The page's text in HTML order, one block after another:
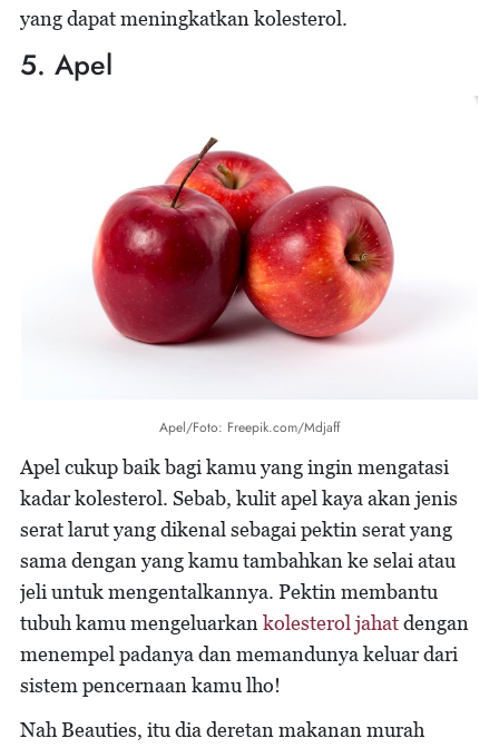
yang dapat meningkatkan kolesterol.
5. Apel
Apel/Foto: Freepik.com/Mdjaff
Apel cukup baik bagi kamu yang ingin mengatasi
kadar kolesterol. Sebab, kulit apel kaya akan jenis
serat larut yang dikenal sebagai pektin serat yang
sama dengan yang kamu tambahkan ke selai atau
jeli untuk mengentalkannya. Pektin membantu
tubuh kamu mengeluarkan kolesterol jahatdengan
menempel padanya dan memandunya keluar dari
sistem pencernaan kamu lho!
Nah Beauties, itu dia deretan makanan murah